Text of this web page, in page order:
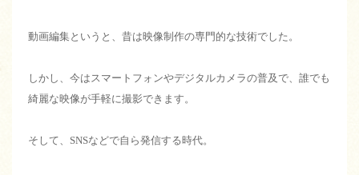
動画編集というと、昔は映像制作の専門的な技術でした。
しかし、今はスマートフォンやデジタルカメラの普及で、誰でも
綺麗な映像が手軽に撮影できます。
そして、 SNSなどで自ら発信する時代。